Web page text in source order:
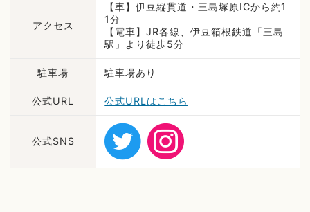
アクセス
【車】伊豆縦貫道・三島塚原ICから約1
1分
【電車】JR各線、伊豆箱根鉄道「三島
駅」より徒歩5分
駐車場 駐車場あり
公式URL 公式URLはこちら
公式SNS